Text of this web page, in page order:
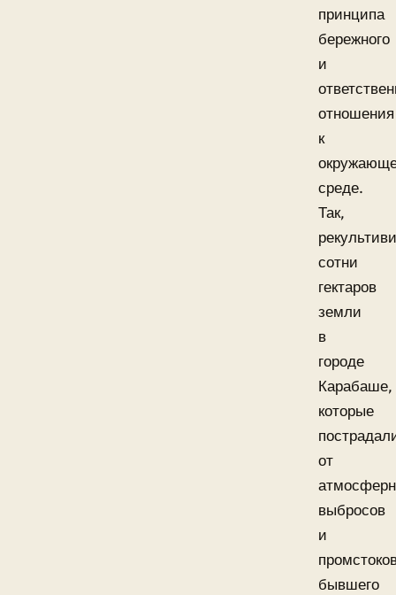
принципа
бережного
и
отношения
к
среде.
Так,
сотни
гектаров
земли
в
городе
Карабаше,
которые
от
выбросов
и
бывшего